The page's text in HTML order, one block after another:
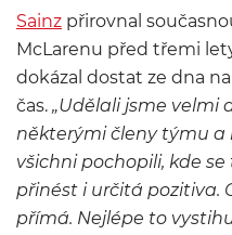
Sainz přirovnal
McLarenu před třemi
dokázal dostat ze dna
čas. „Udělali jsme velmi
některými členy týmu a
všichni pochopili, kde
přinést i určitá pozitiva.
přímá. Nejlépe to